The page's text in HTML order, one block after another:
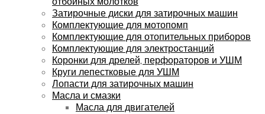
Затирочные диски для затирочных машин
Комплектующие для мотопомп
Комплектующие для отопительных приборов
Комплектующие для электростанций
Коронки для дрелей, перфораторов и УШМ
Круги лепестковые для УШМ
Лопасти для затирочных машин
Масла и смазки
Масла для двигателей